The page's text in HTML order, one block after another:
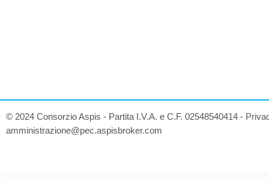
© 2024 Consorzio Aspis - Partita I.V.A. e C.F. 02548540414 -
amministrazione@pec.aspisbroker.com